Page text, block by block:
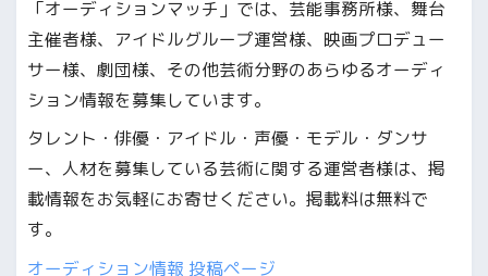
「オーディションマッチ」では、芸能事務所様、舞台
主催者様、アイドルグループ運営様、映画プロデュー
サー様、劇団様、その他芸術分野のあらゆるオーディ
ション情報を募集しています。
タレント・俳優・アイドル・声優・モデル・ダンサ
ー、人材を募集している芸術に関する運営者様は、掲
載情報をお気軽にお寄せください。掲載料は無料で
す。
オーディション情報 投稿ページ